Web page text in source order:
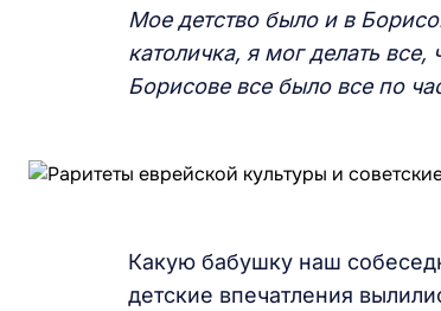
Мое детство было и в
католичка, я могделать все,
Борисове все было все по
Какую бабушку наш
детские впечатления